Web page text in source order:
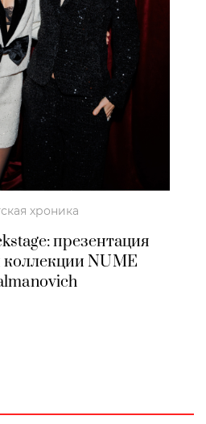
хроника
презентация
коллекции NUME